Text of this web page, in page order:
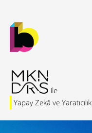
Yapay Zekâ ve Yaratıcılık